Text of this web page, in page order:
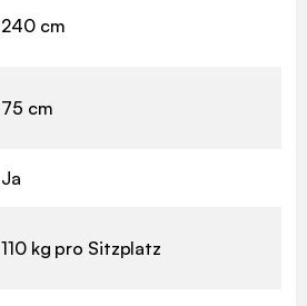
240 cm
75 cm
Ja
110 kg pro Sitzplatz